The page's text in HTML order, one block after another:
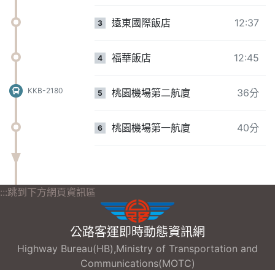
3 遠東國際飯店 12:37
4 福華飯店 12:45
5 桃園機場第二航廈 36分
KKB-2180
6 桃園機場第一航廈 40分
:::跳到下方網頁資訊區
公路客運即時動態資訊網
Highway Bureau(HB),Ministry of Transportation and
Communications(MOTC)